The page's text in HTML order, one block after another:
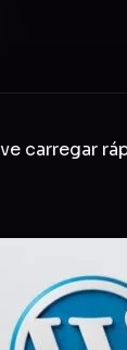
carregar